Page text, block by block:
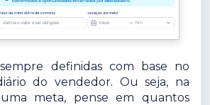
definidas com base no
do vendedor. Ou seja, na
meta, pense em quantos